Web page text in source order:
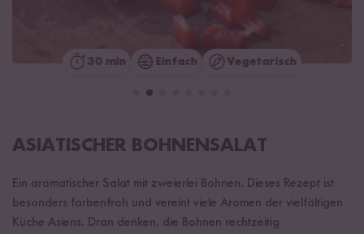
30 min Einfach Vegetarisch
ASIATISCHER BOHNENSALAT
Ein aromatischer Salat mit zweierlei Bohnen. Dieses Rezept ist
besonders farbenfroh und vereint viele Aromen der vielfältigen
Küche Asiens. Dran denken, die Bohnen rechtzeitig